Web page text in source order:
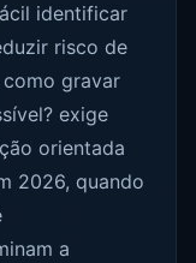
identificar
risco de
gravar
exige
orientada
2026, quando
a